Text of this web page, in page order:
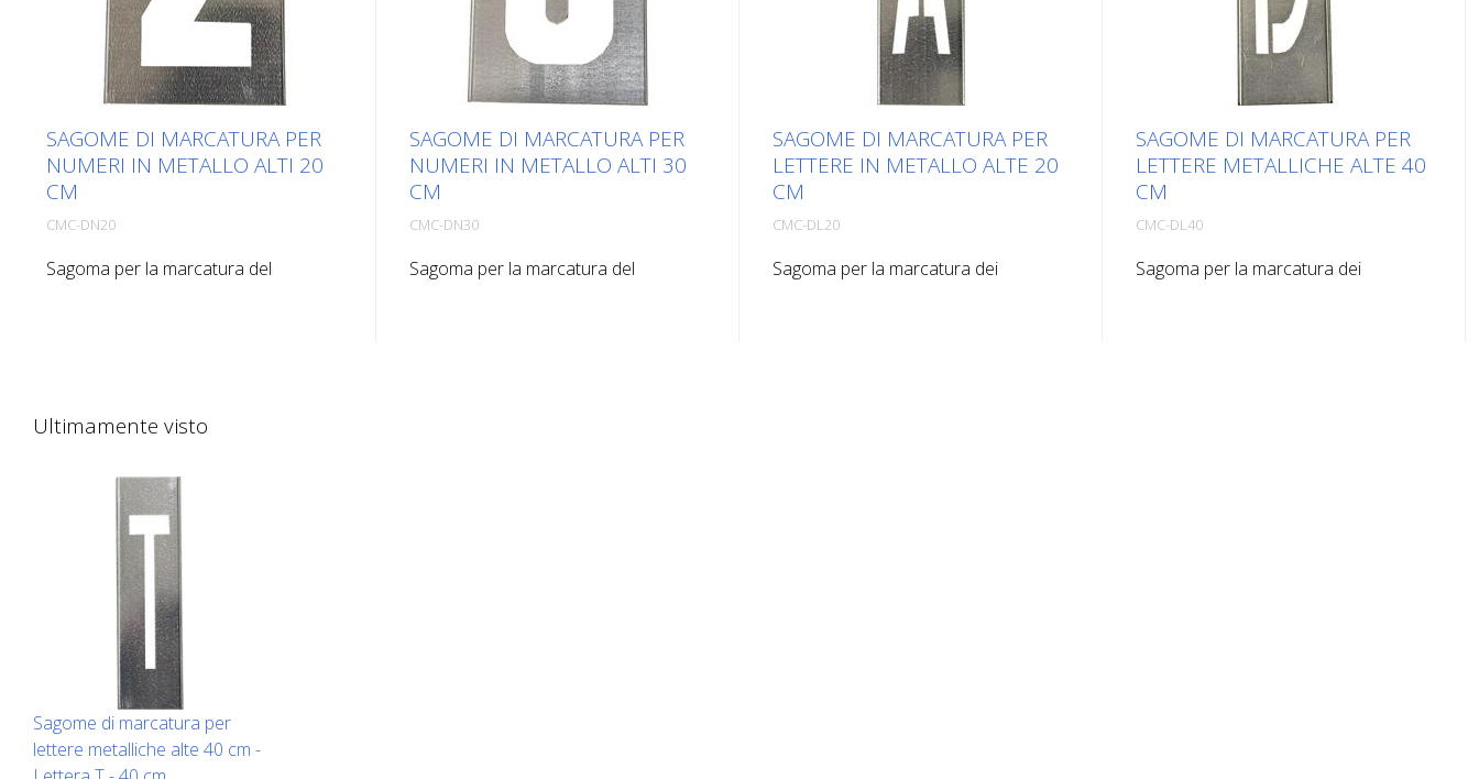
SAGOME DI MARCATURA PER
NUMERI IN METALLO ALTI 20
CM
CMC-DN20
Sagoma per la marcatura del
SAGOME DI MARCATURA PER
NUMERI IN METALLO ALTI 30
CM
CMC-DN30
Sagoma per la marcatura del
SAGOME DI MARCATURA PER
LETTERE IN METALLO ALTE 20
CM
CMC-DL20
Sagoma per la marcatura dei
SAGOME DI MARCATURA PER
LETTERE METALLICHE ALTE 40
CM
CMC-DL40
Sagoma per la marcatura dei
Ultimamente visto
Sagome di marcatura per
lettere metalliche alte 40 cm -